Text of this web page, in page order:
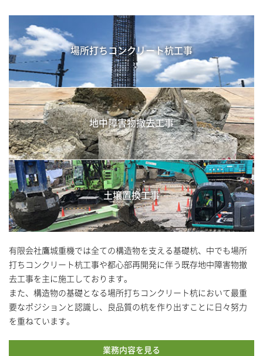
場所打ち コンクリート杭工事
地中障害物撤去工事
土壌置換工事
有限会社鷹城重機では全ての構造物を支える基礎杭、中でも場所
打ちコンクリート杭工事や都心部再開発に伴う既存地中障害物撤
去工事を主に施工しております。
また、構造物の基礎となる場所打ちコンクリート杭において最重
要なポジションと認識し、良品質の杭を作り出すことに日々努力
を重ねています。
業務内容を見る